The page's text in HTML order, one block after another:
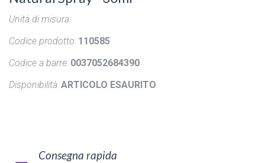
Unità di misura:
Codice prodotto: 110585
Codice a barre: 0037052684390
Disponibilità:ARTICOLO ESAURITO
Consegna rapida